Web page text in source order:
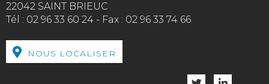
22042 SAINT BRIEUC
Tél : 02 96 33 60 24 - Fax : 02 96 33 74 66
NOUS LOCALISER